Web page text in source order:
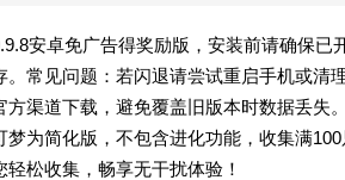
安卓免广告得奖励版，安装前请确保已
。常见问题：若闪退请尝试重启手机或清
方渠道下载，避免覆盖旧版本时数据丢失
梦为简化版，不包含进化功能，收集满
轻松收集，畅享无干扰体验！